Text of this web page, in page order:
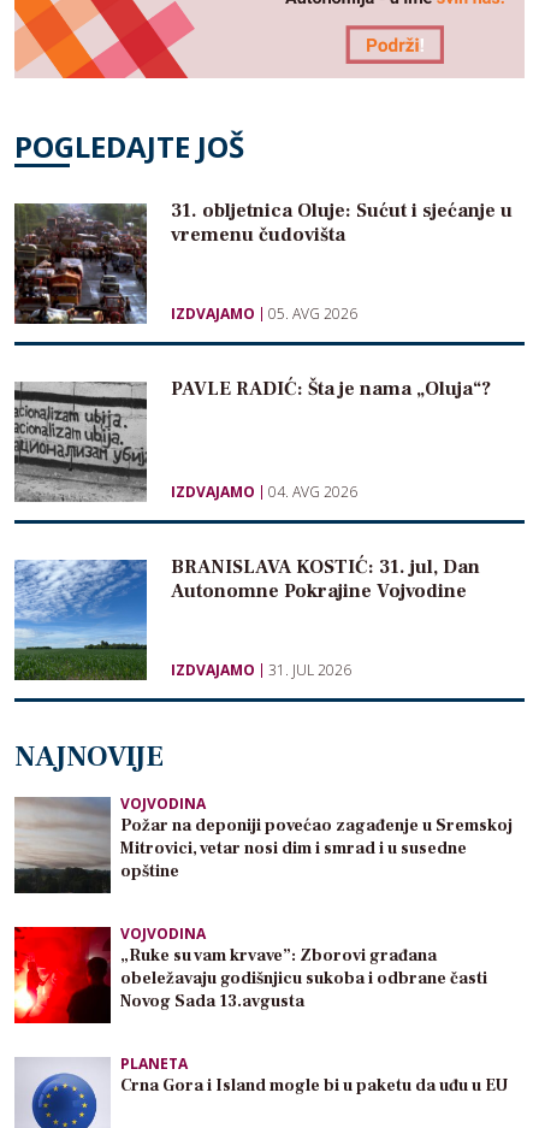
POGLEDAJTE JOŠ
31. obljetnica Oluje: Sućut i sjećanje u
vremenu čudovišta
IZDVAJAMO 05. AVG 2026
PAVLE RADIĆ: Šta je nama „Oluja“?
IZDVAJAMO 04. AVG 2026
BRANISLAVA KOSTIĆ: 31. jul, Dan
Autonomne Pokrajine Vojvodine
IZDVAJAMO 31. JUL 2026
NAJNOVIJE
VOJVODINA
Požar na deponiji povećao zagađenje u Sremskoj
Mitrovici, vetar nosi dim i smrad i u susedne
opštine
VOJVODINA
„Ruke su vam krvave”: Zborovi građana
obeležavaju godišnjicu sukoba i odbrane časti
Novog Sada 13.avgusta
PLANETA
Crna Gora i Island mogle bi u paketu da uđu u EU